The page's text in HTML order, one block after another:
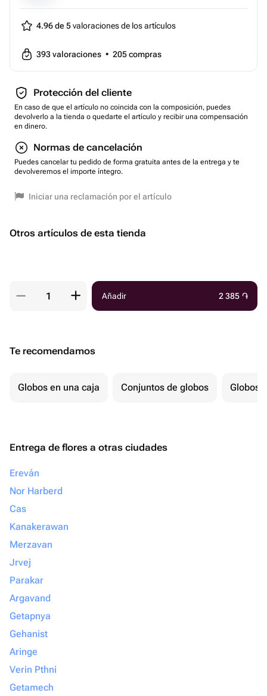
4.96 de 5valoraciones de los artículos
393valoraciones • 205compras
Protección del cliente
En caso de que el artículo no coincida con la composición, puedes
devolverlo a la tienda o quedarte el artículo y recibir una compensación
en dinero.
Normas de cancelación
Puedes cancelar tu pedido de forma gratuita antes de la entrega y te
devolveremos el importe íntegro.
Iniciar una reclamación por el artículo
Otros artículos de esta tienda
Añadir 2 385 ֏
Te recomendamos
Globos en una caja Conjuntos de globos Globos
Entrega de flores a otras ciudades
Ereván
Nor Harberd
Cas
Kanakerawan
Merzavan
Jrvej
Parakar
Argavand
Getapnya
Gehanist
Aringe
Verin Pthni
Getamech